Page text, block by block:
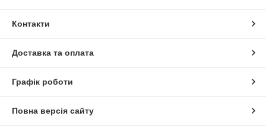
Контакти
Доставка та оплата
Графік роботи
Повна версія сайту